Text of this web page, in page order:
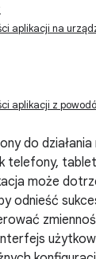
aplikacji na
aplikacji z
do
telefony,
może
odnieść